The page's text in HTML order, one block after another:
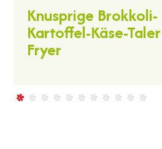
Knusprige Brokkoli-
Kartoffel-Käse-
Fryer